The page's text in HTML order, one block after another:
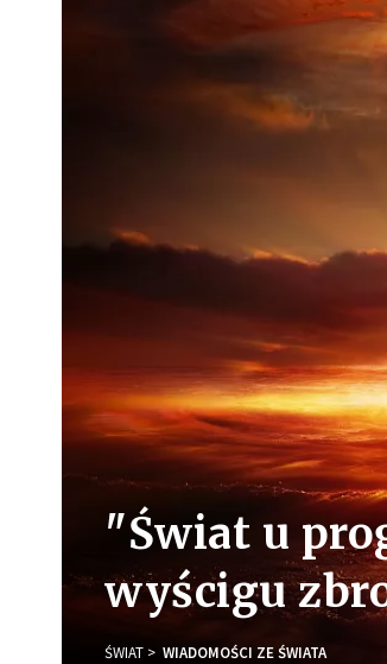
"Świat u
wyścigu
ŚWIAT WIADOMOŚCI ZE ŚWIATA